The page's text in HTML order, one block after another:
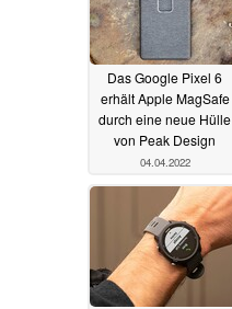
Das Google Pixel 6
erhält Apple MagSafe
durch eine neue Hülle
von Peak Design
04.04.2022